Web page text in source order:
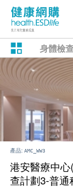
身體檢
產品: AMC_WW3
港安醫療中
查計劃3-普通